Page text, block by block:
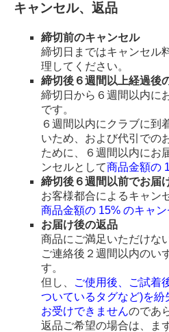
キャンセル、返品
締切前のキャンセル
締切日まではキャンセル
理してください。
締切後６週間以上経過後
締切日から６週間以内に
です。
６週間以内にクラブに到
いため、および代引での
ために、６週間以内にお
ンセルとして商品金額の
締切後６週間以前でお届
お客様都合によるキャン
商品金額の 15% のキャ
お届け後の返品
商品にご満足いただけな
ご連絡後２週間以内のい
す。
但し、
ご使用後、ご試着
ついているタグなど)を
お受けできませんのであ
返品ご希望の場合は、ま